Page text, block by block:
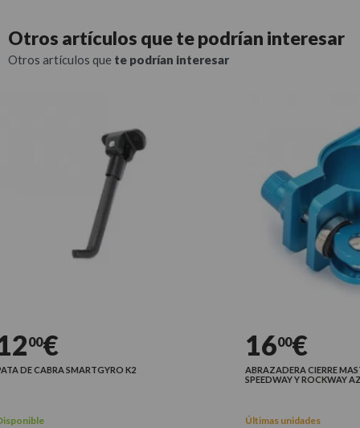
Otros artículos quete podrían interesar
Otros artículos que te podrían interesar
00€
DE CABRA SMARTGYRO K2
1600€
ABRAZADERA CIERRE
SPEEDWAY Y ROCKWAY
Últimas unidades